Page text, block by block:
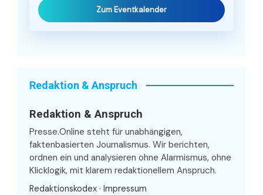
Zum Eventkalender
Redaktion & Anspruch
Redaktion & Anspruch
Presse.Online steht für unabhängigen,
faktenbasierten Journalismus. Wir berichten,
ordnen ein und analysieren ohne Alarmismus, ohne
Klicklogik, mit klarem redaktionellem Anspruch.
Redaktionskodex · Impressum